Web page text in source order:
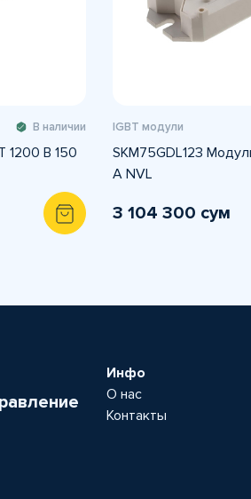
В наличии
1200 В 150
IGBT модули
SKM75GDL123
A NVL
3 104 300 сум
Инфо
О нас
Контакты